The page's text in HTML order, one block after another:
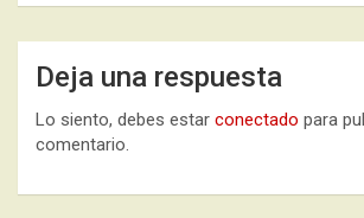
Deja una respuesta
Lo siento, debes estar conectado para
comentario.